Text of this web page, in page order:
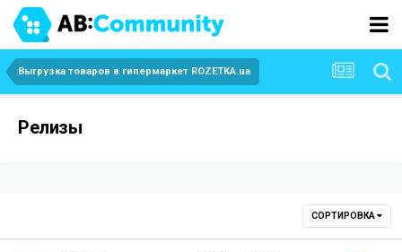
Выгрузка товаров в гипермаркет ROZETKA.ua
Релизы
СОРТИРОВКА